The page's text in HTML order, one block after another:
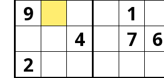
9 1
4
7
6
2